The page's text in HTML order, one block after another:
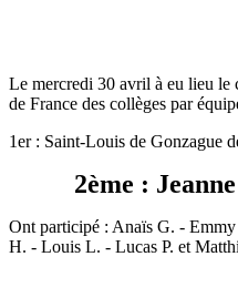
Le mercredi 30 avril à eu lieu le
de France des collèges par
1er : Saint-Louis de Gonzague
2ème :
Ont participé : Anaïs G. -
H. - Louis L. - Lucas P. et